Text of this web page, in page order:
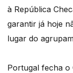
à República
garantir já hoje
lugar do
Portugal fecha o